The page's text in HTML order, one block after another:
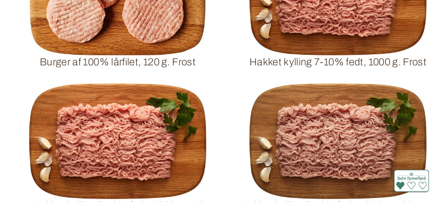
Burger af 100% lårfilet, 120 g. Frost Hakket kylling 7-10% fedt, 1000 g. Frost